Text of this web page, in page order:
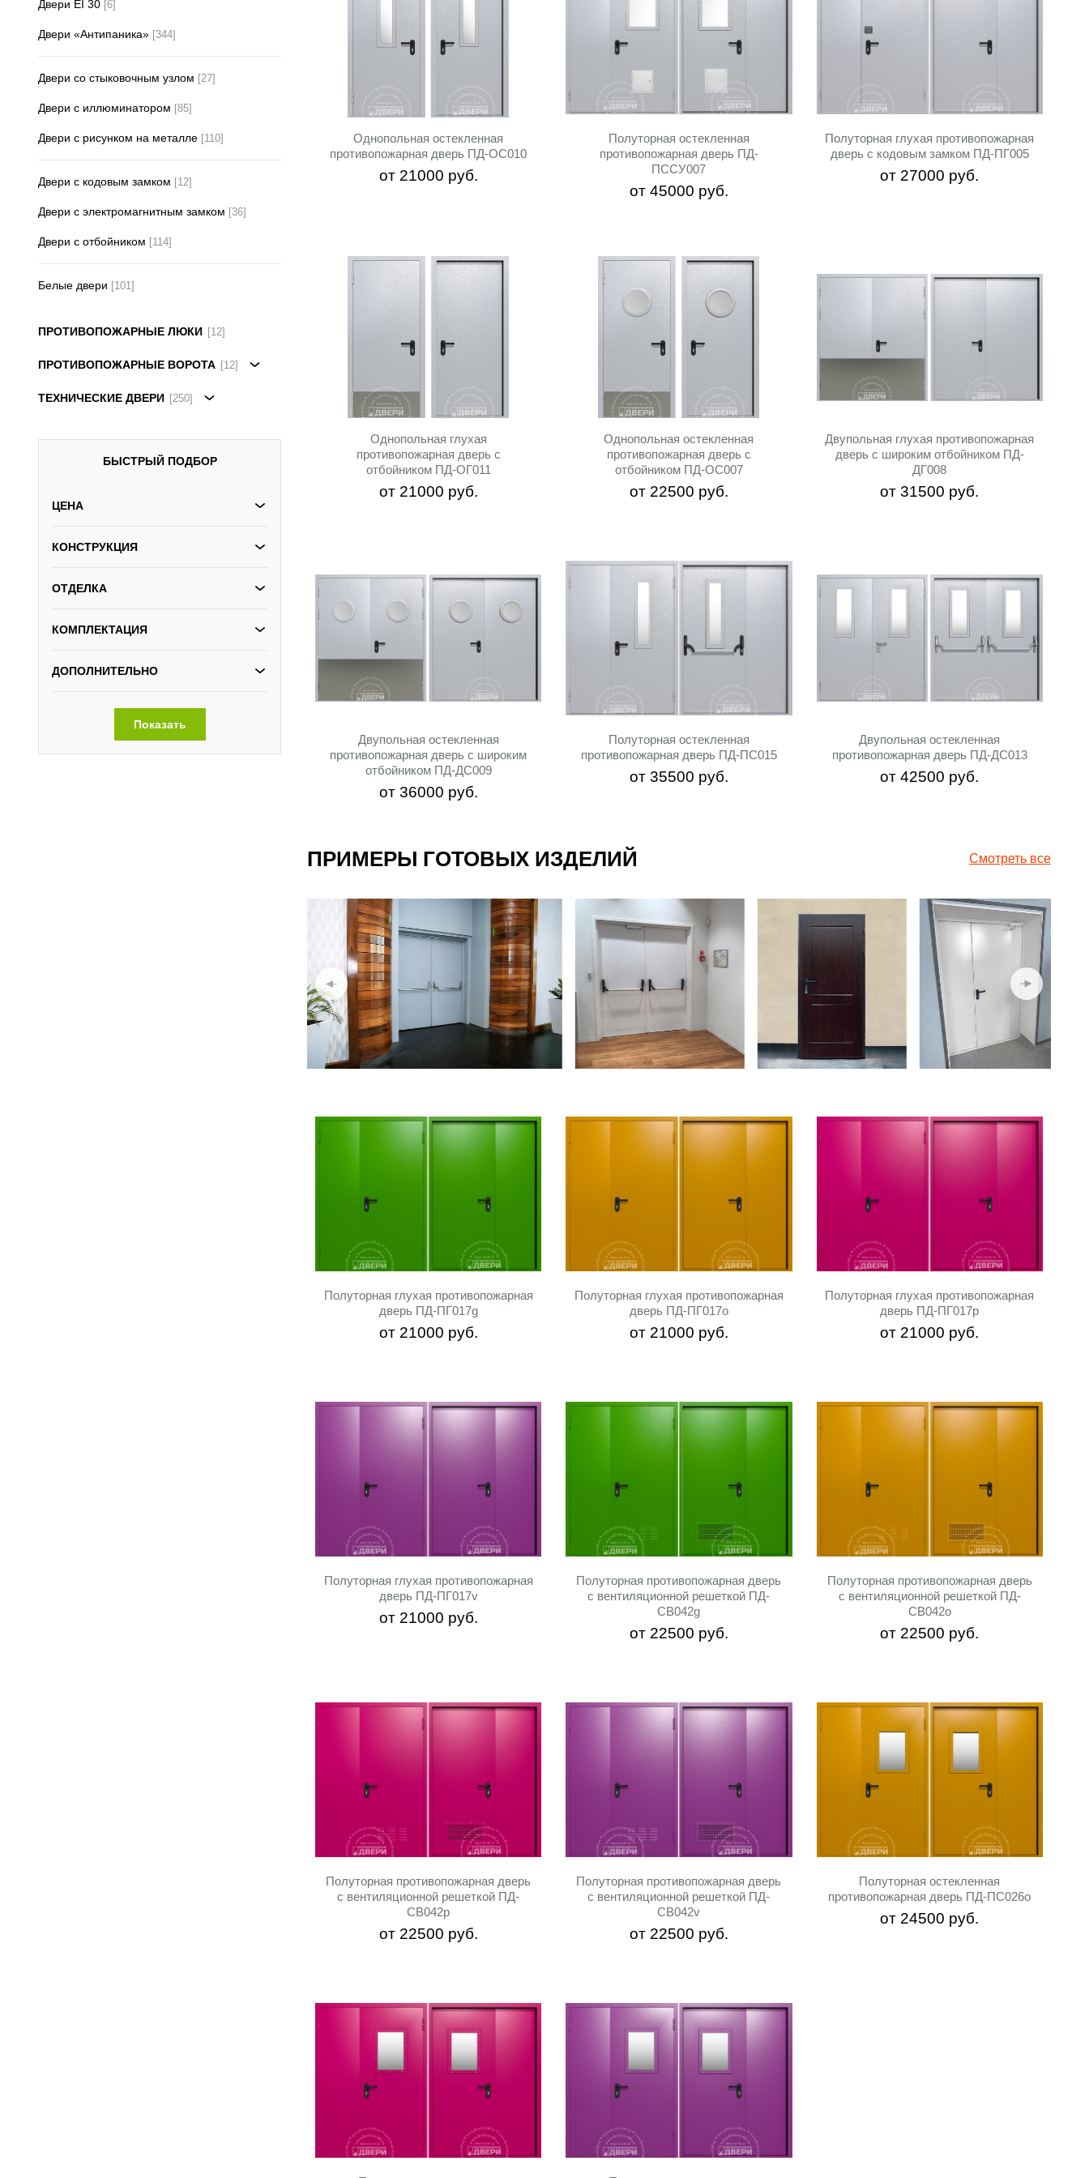
Двери EI 30 [6]
Двери «Антипаника» [344]
Двери со стыковочным узлом [27]
Двери с иллюминатором [85]
Двери с рисунком на металле [110]
Двери с кодовым замком [12]
Двери с электромагнитным замком [36]
Двери с отбойником [114]
Белые двери [101]
ПРОТИВОПОЖАРНЫЕ ЛЮКИ [12]
ПРОТИВОПОЖАРНЫЕ ВОРОТА [12]
ТЕХНИЧЕСКИЕ ДВЕРИ [250]
БЫСТРЫЙ ПОДБОР
ЦЕНА
КОНСТРУКЦИЯ
ОТДЕЛКА
КОМПЛЕКТАЦИЯ
ДОПОЛНИТЕЛЬНО
Показать
Дополнительно
Однопольная остекленная
противопожарная дверь ПД-ОС010
от 21000 руб.
Полуторная остекленная
противопожарная дверь ПД-
ПССУ007
от 45000 руб.
Полуторная глухая противопожарная
дверь с кодовым замком ПД-ПГ005
от 27000 руб.
Однопольная глухая
противопожарная дверь с
отбойником ПД-ОГ011
от 21000 руб.
Однопольная остекленная
противопожарная дверь с
отбойником ПД-ОС007
от 22500 руб.
Двупольная глухая противопожарная
дверь с широким отбойником ПД-
ДГ008
от31500 руб.
Двупольная остекленная
противопожарная дверь с широким
отбойником ПД-ДС009
от 36000 руб.
Полуторная остекленная
противопожарная дверь ПД-ПС015
от 35500 руб.
Двупольная остекленная
противопожарная дверь ПД-ДC013
от42500 руб.
ПРИМЕРЫ ГОТОВЫХ ИЗДЕЛИЙ Смотреть все
Полуторная глухая противопожарная
дверь ПД-ПГ017g
от 21000 руб.
Полуторная глухая противопожарная
дверь ПД-ПГ017o
от 21000 руб.
Полуторная глухая противопожарная
дверь ПД-ПГ017p
от 21000 руб.
Полуторная глухая противопожарная
дверь ПД-ПГ017v
от 21000 руб.
Полуторная противопожарная дверь
с вентиляционной решеткой ПД-
СВ042g
от 22500 руб.
Полуторная противопожарная дверь
с вентиляционной решеткой ПД-
СВ042o
от 22500 руб.
Полуторная противопожарная дверь
с вентиляционной решеткой ПД-
СВ042p
от 22500 руб.
Полуторная противопожарная дверь
с вентиляционной решеткой ПД-
СВ042v
от 22500 руб.
Полуторная остекленная
противопожарная дверь ПД-ПС026o
от 24500 руб.